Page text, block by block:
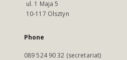
ul. 1 Maja 5
10-117 Olsztyn
Phone
089 524 90 32 (secretariat)